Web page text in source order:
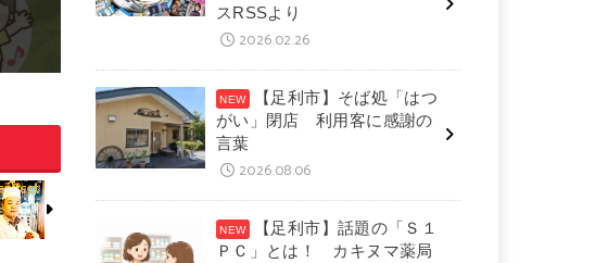
スRSSより
2026.02.26
【足利市】そば処「はつ
がい」閉店 利用客に感謝の
言葉
2026.08.06
【足利市】話題の「Ｓ１
ＰＣ」とは！ カキヌマ薬局